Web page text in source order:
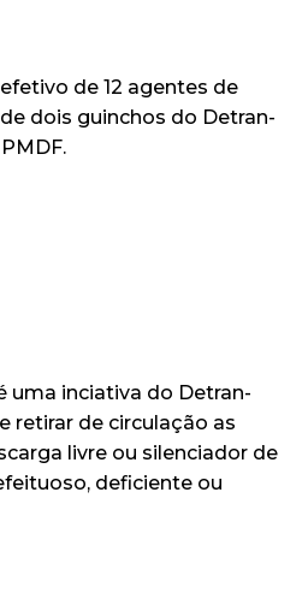
de 12 agentes de
dois guinchos do Detran-
uma inciativa do Detran-
retirar de circulação as
livre ou silenciador de
deficiente ou